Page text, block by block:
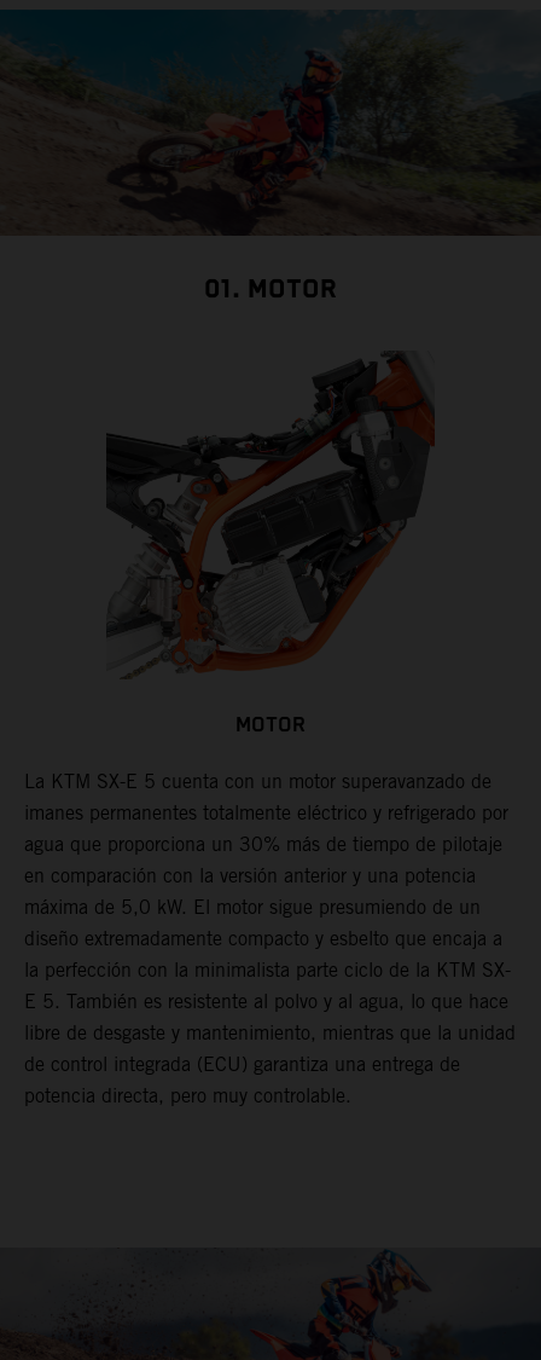
01. MOTOR
MOTOR
La KTM SX-E 5 cuenta con un motor superavanzado de
imanes permanentes totalmente eléctrico y refrigerado por
agua que proporciona un 30% más de tiempo de pilotaje
en comparación con la versión anterior y una potencia
máxima de 5,0 kW. El motor sigue presumiendo de un
diseño extremadamente compacto y esbelto que encaja a
la perfección con la minimalista parte ciclo de la KTM SX-
E 5. También es resistente al polvo y al agua, lo que hace
libre de desgaste y mantenimiento, mientras que la unidad
de control integrada (ECU) garantiza una entrega de
potencia directa, pero muy controlable.